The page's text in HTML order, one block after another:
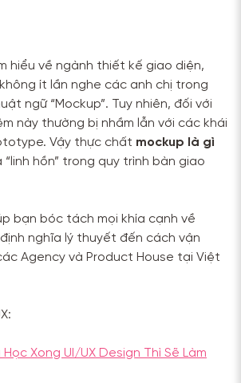
hiểu về ngành thiết kế giao diện,
ít lần nghe các anh chị trong
ngữ “Mockup”. Tuy nhiên, đối với
này thường bị nhầm lẫn với các khái
Vậy thực chất mockup là gì
hồn” trong quy trình bàn giao
bạn bóc tách mọi khía cạnh về
nghĩa lý thuyết đến cách vận
Agency và Product House tại Việt
Học Xong UI/UX Design Thì Sẽ Làm